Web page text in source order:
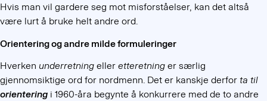
Hvis man vil gardere seg mot misforståelser, kan det altså
være lurt å bruke helt andre ord.
Orientering og andre milde formuleringer
Hverken underretning eller etteretning er særlig
gjennomsiktige ord for nordmenn. Det er kanskje derfor ta til
orientering i 1960-åra begynte å konkurrere med de to andre